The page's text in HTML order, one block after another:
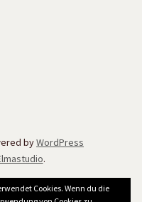
byWordPress
.